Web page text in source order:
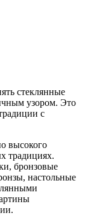
стеклянные
узором. Это
с
высокого
традициях.
бронзовые
настольные